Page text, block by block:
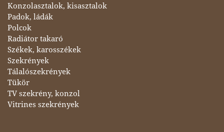
Konzolasztalok, kisasztalok
Padok, ládák
Polcok
Radiátor takaró
Székek, karosszékek
Szekrények
Tálalószekrények
Tükör
TV szekrény, konzol
Vitrines szekrények